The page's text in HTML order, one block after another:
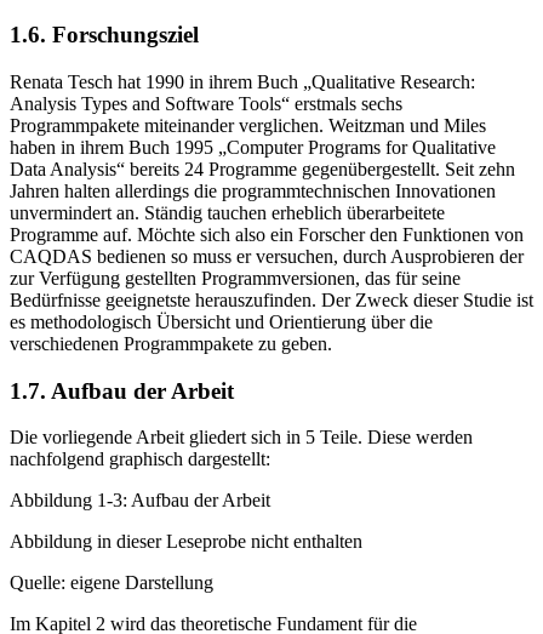
Renata Tesch hat 1990 in ihrem Buch „Qualitative Research:
Analysis Types and Software Tools“ erstmals sechs
Programmpakete miteinander verglichen. Weitzman und Miles
haben in ihrem Buch 1995 „Computer Programs for Qualitative
Data Analysis“ bereits 24 Programme gegenübergestellt. Seit zehn
Jahren halten allerdings die programmtechnischen Innovationen
unvermindert an. Ständig tauchen erheblich überarbeitete
Programme auf. Möchte sich also ein Forscher den Funktionen von
CAQDAS bedienen so muss er versuchen, durch Ausprobieren der
zur Verfügung gestellten Programmversionen, das für seine
Bedürfnisse geeignetste herauszufinden. Der Zweck dieser Studie ist
es methodologisch Übersicht und Orientierung über die
Die vorliegende Arbeit gliedert sich in 5 Teile. Diese werden